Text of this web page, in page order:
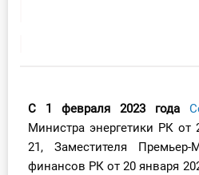
Справочник бухгалтера
Участник ВЭД
С 1 февраля 2023 года
Министра энергетики РК
21, Заместителя
финансов РК от 20 января